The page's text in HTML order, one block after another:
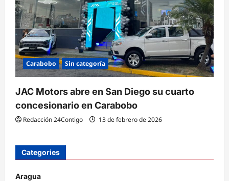
Carabobo Sin categoría
JAC Motors abre en San Diego su cuarto
concesionario en Carabobo
Redacción 24Contigo 13 de febrero de 2026
Categories
Aragua